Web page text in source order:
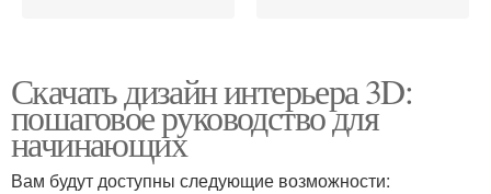
Скачать дизайн интерьера 3D:
пошаговое руководство для
начинающих
Вам будут доступны следующие возможности: